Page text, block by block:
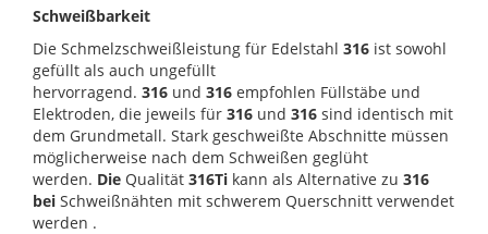
Schweißbarkeit
Die Schmelzschweißleistung für Edelstahl 316 ist sowohl
gefüllt als auch ungefüllt
hervorragend. 316 und 316 empfohlen Füllstäbe und
Elektroden, die jeweils für 316 und 316 sind identisch mit
dem Grundmetall. Stark geschweißte Abschnitte müssen
möglicherweise nach dem Schweißen geglüht
werden. Die Qualität 316Ti kann als Alternative zu 316
bei Schweißnähten mit schwerem Querschnitt verwendet
werden .